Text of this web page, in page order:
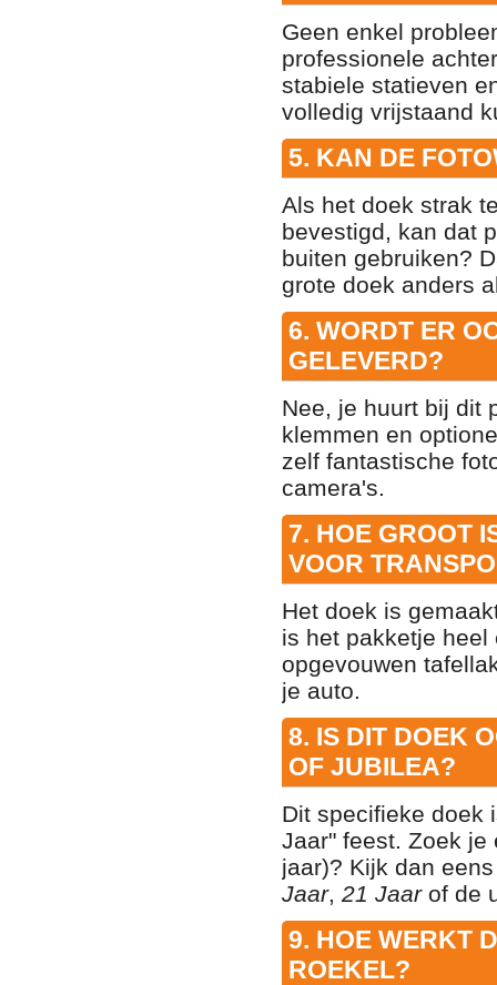
Geen enkel
professionele
stabiele statieven
volledig vrijstaand
5. KAN DE
Als het doek strak
bevestigd, kan dat
buiten gebruiken?
grote doek anders
6. WORDT ER
GELEVERD?
Nee, je huurt bij dit
klemmen en
zelf fantastische
camera's.
7. HOE GROOT
VOOR
Het doek is
is het pakketje
opgevouwen
je auto.
8. IS DIT DOEK
OF JUBILEA?
Dit specifieke doek
Jaar" feest. Zoek je
jaar)? Kijk dan
Jaar, 21 Jaarof de
9. HOE WERKT
ROEKEL?